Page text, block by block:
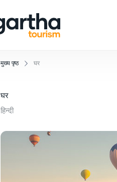
मुख्य पृष्ठ घर
घर
हिन्दी